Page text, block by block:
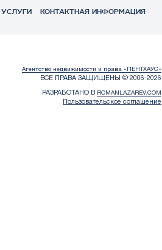
УСЛУГИ КОНТАКТНАЯ ИНФОРМАЦИЯ
Агентство недвижимости и права «ПЕНТХАУС»
ВСЕ ПРАВА ЗАЩИЩЕНЫ © 2006-2026
РАЗРАБОТАНО В ROMANLAZAREV.COM
Пользовательское соглашение